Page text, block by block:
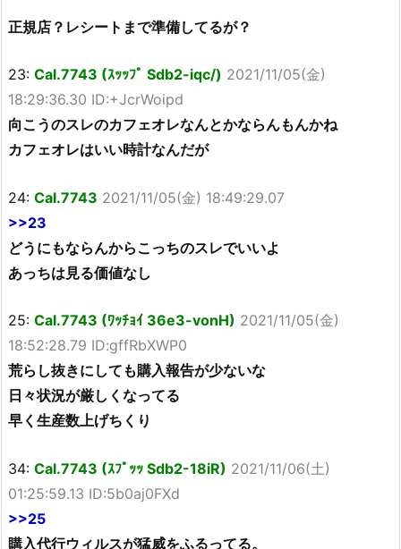
正規店？レシートまで準備してるが？
23: Cal.7743 (ｽｯｯﾌﾟ Sdb2-iqc/) 2021/11/05(金)
18:29:36.30 ID:+JcrWoipd
向こうのスレのカフェオレなんとかならんもんかね
カフェオレはいい時計なんだが
24: Cal.7743 2021/11/05(金) 18:49:29.07
>>23
どうにもならんからこっちのスレでいいよ
あっちは見る価値なし
25: Cal.7743 (ﾜｯﾁｮｲ 36e3-vonH) 2021/11/05(金)
18:52:28.79 ID:gffRbXWP0
荒らし抜きにしても購入報告が少ないな
日々状況が厳しくなってる
早く生産数上げちくり
34: Cal.7743 (ｽﾌﾟｯｯ Sdb2-18iR) 2021/11/06(土)
01:25:59.13 ID:5b0aj0FXd
>>25
購入代行ウィルスが猛威をふるってる。